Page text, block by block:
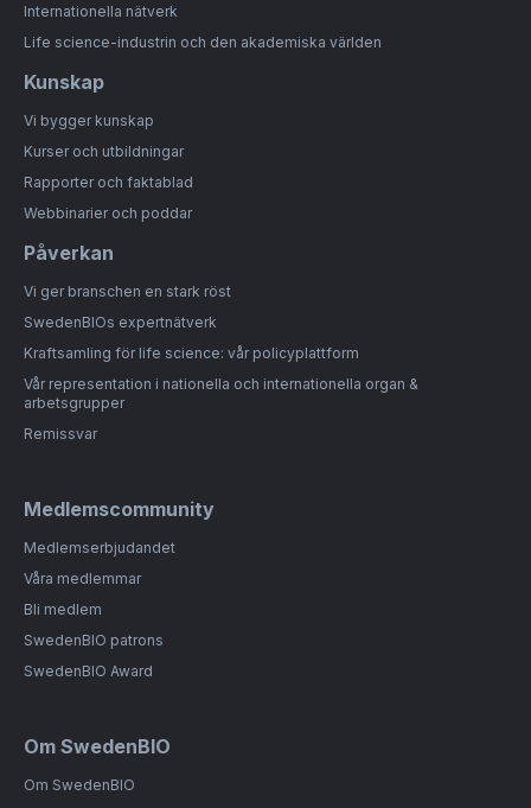
Internationella nätverk
Life science-industrin och den akademiska världen
Kunskap
Vi bygger kunskap
Kurser och utbildningar
Rapporter och faktablad
Webbinarier och poddar
Påverkan
Vi ger branschen en stark röst
SwedenBIOs expertnätverk
Kraftsamling för life science: vår policyplattform
Vår representation i nationella och internationella organ &
arbetsgrupper
Remissvar
Medlemscommunity
Medlemserbjudandet
Våra medlemmar
Bli medlem
SwedenBIO patrons
SwedenBIO Award
Om SwedenBIO
Om SwedenBIO